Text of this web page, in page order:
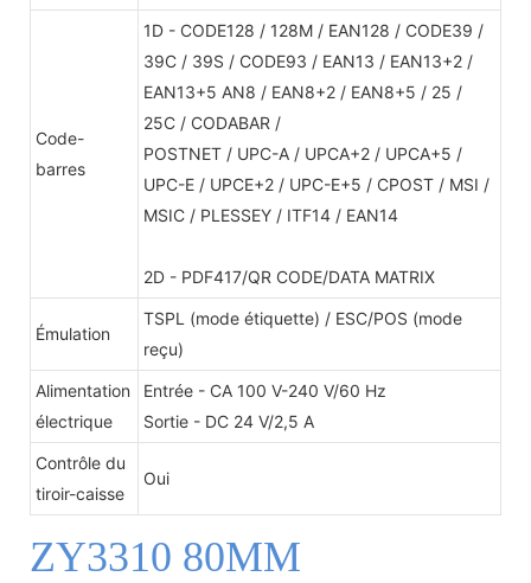
Code-
barres
1D - CODE128 / 128M / EAN128 / CODE39 /
39C / 39S / CODE93 / EAN13 / EAN13+2 /
EAN13+5 AN8 / EAN8+2 / EAN8+5 / 25 /
25C / CODABAR /
POSTNET / UPC-A / UPCA+2 / UPCA+5 /
UPC-E / UPCE+2 / UPC-E+5 / CPOST / MSI /
MSIC / PLESSEY / ITF14 / EAN14
2D - PDF417/QR CODE/DATA MATRIX
Émulation
TSPL (mode étiquette) / ESC/POS (mode
reçu)
Alimentation
électrique
Entrée - CA 100 V-240 V/60 Hz
Sortie - DC 24 V/2,5 A
Contrôle du
tiroir-caisse
Oui
ZY3310 80MM